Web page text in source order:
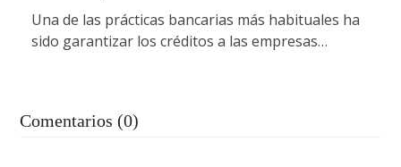
Una de las prácticas bancarias más habituales ha
sido garantizar los créditos a las empresas…
Comentarios (0)